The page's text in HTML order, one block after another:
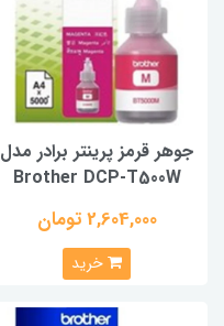
جوهر قرمز پرینتر برادر مدل
Brother DCP-T500W
2,604,000 تومان
خرید